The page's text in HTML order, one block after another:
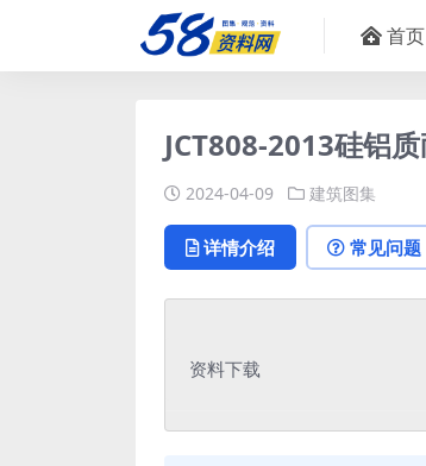
首页
JCT808-2013硅铝
2024-04-09 建筑图集
详情介绍 常见问题
资料下载